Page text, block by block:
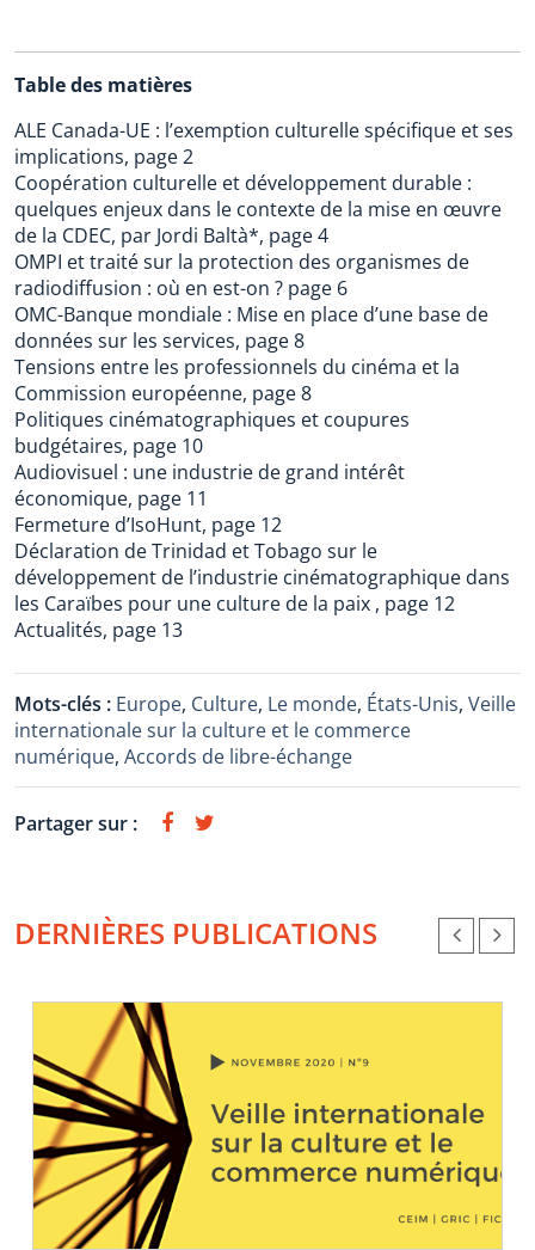
Table des matières
ALE Canada-UE : l’exemption culturelle spécifique et ses
implications, page 2
Coopération culturelle et développement durable :
quelques enjeux dans le contexte de la mise en œuvre
de la CDEC, par Jordi Baltà*, page 4
OMPI et traité sur la protection des organismes de
radiodiffusion : où en est-on ? page 6
OMC-Banque mondiale : Mise en place d’une base de
données sur les services, page 8
Tensions entre les professionnels du cinéma et la
Commission européenne, page 8
Politiques cinématographiques et coupures
budgétaires, page 10
Audiovisuel : une industrie de grand intérêt
économique, page 11
Fermeture d’IsoHunt, page 12
Déclaration de Trinidad et Tobago sur le
développement de l’industrie cinématographique dans
les Caraïbes pour une culture de la paix , page 12
Actualités, page 13
Mots-clés : Europe, Culture, Le monde, États-Unis, Veille
internationale sur la culture et le commerce
numérique, Accords de libre-échange
Partager sur :
DERNIÈRES PUBLICATIONS